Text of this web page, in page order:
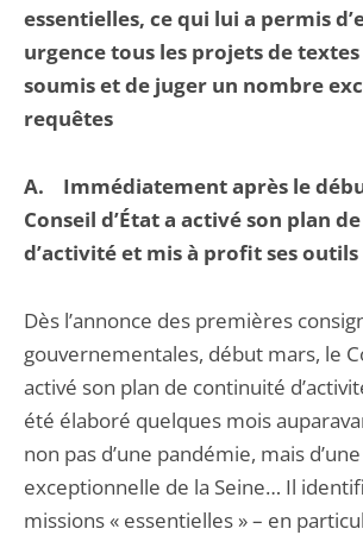
essentielles, ce qui lui a permis
urgence tous les projets de
soumis et de juger un nombre
requêtes
A. Immédiatement après le
Conseil d’État a activé son plan
d’activité et mis à profit ses
Dès l’annonce des premières
gouvernementales, début mars, le
activé son plan de continuité
été élaboré quelques mois
non pas d’une pandémie, mais
exceptionnelle de la Seine… Il
missions « essentielles » – en